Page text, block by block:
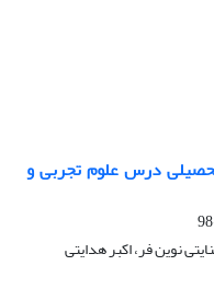
درس علوم تجربی و
نوین فر، اکبر هدایتی